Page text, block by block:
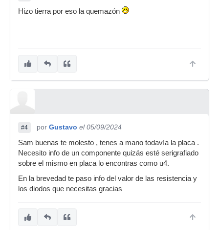
Hizo tierra por eso la quemazón
#4 por Gustavo el 05/09/2024
Sam buenas te molesto , tenes a mano todavía la placa .
Necesito info de un componente quizás esté serigrafiado
sobre el mismo en placa lo encontras como u4.
En la brevedad te paso info del valor de las resistencia y
los diodos que necesitas gracias